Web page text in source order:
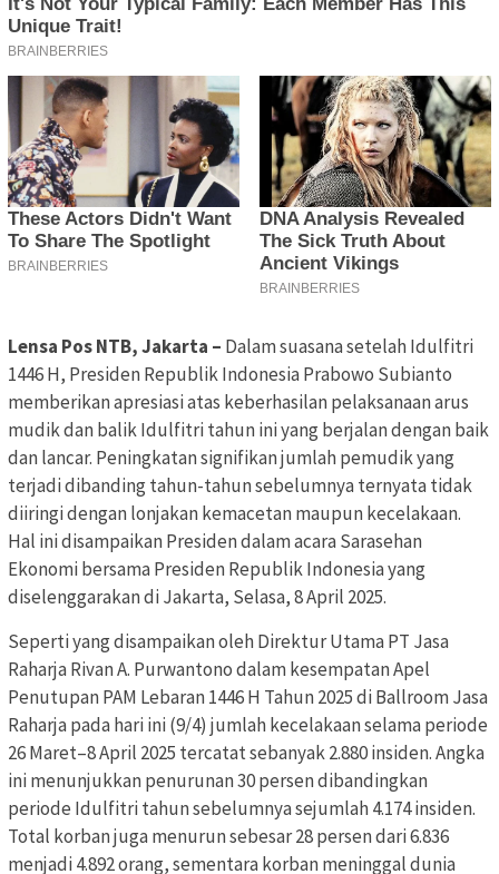
Lensa Pos NTB, Jakarta – Dalam suasana setelah Idulfitri
1446 H, Presiden Republik Indonesia Prabowo Subianto
memberikan apresiasi atas keberhasilan pelaksanaan arus
mudik dan balik Idulfitri tahun ini yang berjalan dengan baik
dan lancar. Peningkatan signifikan jumlah pemudik yang
terjadi dibanding tahun-tahun sebelumnya ternyata tidak
diiringi dengan lonjakan kemacetan maupun kecelakaan.
Hal ini disampaikan Presiden dalam acara Sarasehan
Ekonomi bersama Presiden Republik Indonesia yang
diselenggarakan di Jakarta, Selasa, 8 April 2025.
Seperti yang disampaikan oleh Direktur Utama PT Jasa
Raharja Rivan A. Purwantono dalam kesempatan Apel
Penutupan PAM Lebaran 1446 H Tahun 2025 di Ballroom Jasa
Raharja pada hari ini (9/4) jumlah kecelakaan selama periode
26 Maret–8 April 2025 tercatat sebanyak 2.880 insiden. Angka
ini menunjukkan penurunan 30 persen dibandingkan
periode Idulfitri tahun sebelumnya sejumlah 4.174 insiden.
Total korban juga menurun sebesar 28 persen dari 6.836
menjadi 4.892 orang, sementara korban meninggal dunia